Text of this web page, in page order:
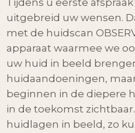
Tijdens u eerste
uitgebreid uw wensen.
met de huidscan
apparaat waarmee we
uw huid in beeld
huidaandoeningen,
beginnen in de diepere
in de toekomst
huidlagen in beeld, zo